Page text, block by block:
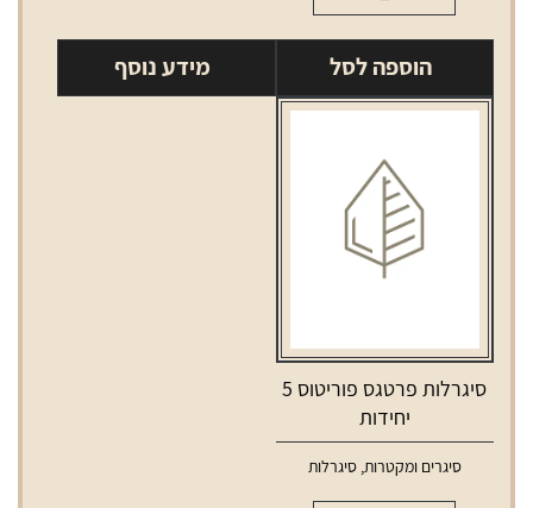
של
סיגרלות
קרם
קפה
הוספה לסל מידע נוסף
סיגרלות פרטגס פוריטוס 5
יחידות
סיגרים ומקטרות,סיגרלות